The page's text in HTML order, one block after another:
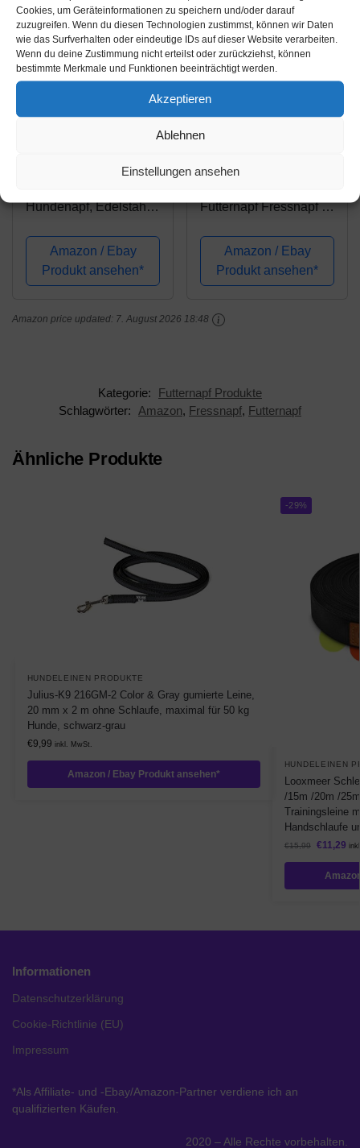
Cookies, um Geräteinformationen zu speichern und/oder darauf
zuzugreifen. Wenn du diesen Technologien zustimmst, können wir Daten
wie das Surfverhalten oder eindeutige IDs auf dieser Website verarbeiten.
Wenn du deine Zustimmung nicht erteilst oder zurückziehst, können
bestimmte Merkmale und Funktionen beeinträchtigt werden.
Akzeptieren
Ablehnen
Einstellungen ansehen
Hundenapf, Edelstahl,
Amazon / Ebay
Produkt ansehen*
Futternapf Fressnapf -
Set für Hunde Katzen -
Näpfe mit Silikon
Boden -
rutschfest
Amazon / Ebay
Produkt ansehen*
Amazon price updated: 7. August 2026 18:48
Kategorie:
Futternapf Produkte
Schlagwörter:
Amazon, Fressnapf, Futternapf
Ähnliche Produkte
HUNDELEINEN PRODUKTE
Julius-K9 216GM-2 Color & Gray gumierte Leine,
20 mm x 2 m ohne Schlaufe, maximal für 50 kg
Hunde, schwarz-grau
€9,99 inkl. MwSt.
Amazon / Ebay Produkt ansehen*
-29%
HUNDELEINEN
Looxmeer
/15m /20m /
Trainingsleine
Handschlaufe
€15,99 €11,29
Informationen
Datenschutzerklärung
Cookie-Richtlinie (EU)
Impressum
*Als Affiliate- und -Ebay/Amazon-Partner verdiene ich an
qualifizierten Käufen.
2020 – Alle Rechte vorbehalten.